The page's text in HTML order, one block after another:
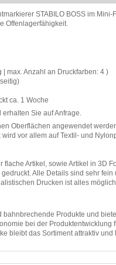
STABILO BOSS im Mini-
Offenlagerfähigkeit.
max. Anzahl an Druckfarben: 4 )
ca. 1 Woche
erhalten Sie auf Anfrage.
Oberflächen angewendet
vor allem auf Textil- und
flache Artikel, sowie Artikel in 3D
Alle Details sind sehr fein
Drucken ist alles
bahnbrechende Produkte und
bei der Produktentwicklung
bleibt das Sortiment attraktiv